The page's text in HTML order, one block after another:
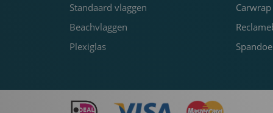
Standaard vlaggen
Beachvlaggen
Plexiglas